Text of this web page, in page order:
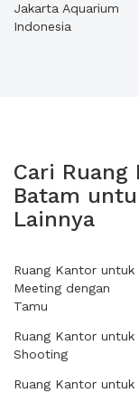
Jakarta Aquarium
Indonesia
Cari
Batam
Lainnya
Ruang Kantor untuk
Meeting dengan
Tamu
Ruang Kantor untuk
Shooting
Ruang Kantor untuk